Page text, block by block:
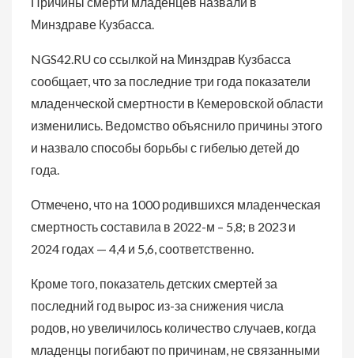
Минздраве Кузбасса.
NGS42.RU со ссылкой на Минздрав Кузбасса
сообщает, что за последние три года показатели
младенческой смертности в Кемеровской области
изменились. Ведомство объяснило причины этого
и назвало способы борьбы с гибелью детей до
года.
Отмечено, что на 1000 родившихся младенческая
смертность составила в 2022-м – 5,8; в 2023 и
2024 годах — 4,4 и 5,6, соответственно.
Кроме того, показатель детских смертей за
последний год вырос из-за снижения числа
родов, но увеличилось количество случаев, когда
младенцы погибают по причинам, не связанными